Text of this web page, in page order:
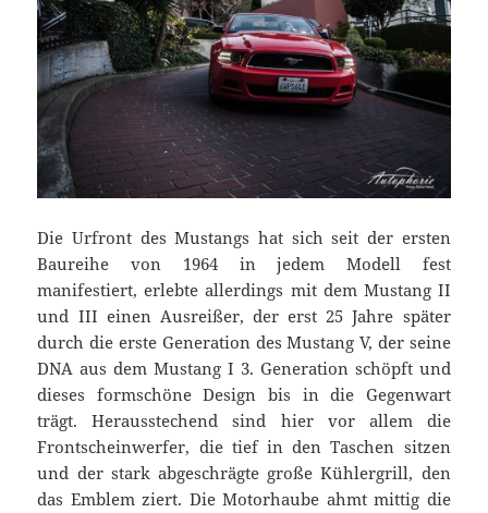
Die Urfront des Mustangs hat sich seit der ersten
Baureihe von 1964 in jedem Modell fest
manifestiert, erlebte allerdings mit dem Mustang II
und III einen Ausreißer, der erst 25 Jahre später
durch die erste Generation des Mustang V, der seine
DNA aus dem Mustang I 3. Generation schöpft und
dieses formschöne Design bis in die Gegenwart
trägt. Herausstechend sind hier vor allem die
Frontscheinwerfer, die tief in den Taschen sitzen
und der stark abgeschrägte große Kühlergrill, den
das Emblem ziert. Die Motorhaube ahmt mittig die